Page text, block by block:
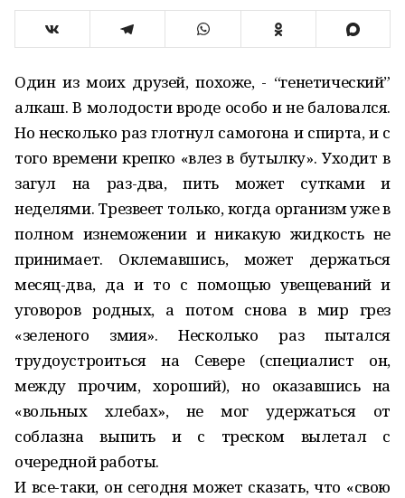
Один из моих друзей, похоже, - “генетический”
алкаш. В молодости вроде особо и не баловался.
Но несколько раз глотнул самогона и спирта, и с
того времени крепко «влез в бутылку». Уходит в
загул на раз-два, пить может сутками и
неделями. Трезвеет только, когда организм уже в
полном изнеможении и никакую жидкость не
принимает. Оклемавшись, может держаться
месяц-два, да и то с помощью увещеваний и
уговоров родных, а потом снова в мир грез
«зеленого змия». Несколько раз пытался
трудоустроиться на Севере (специалист он,
между прочим, хороший), но оказавшись на
«вольных хлебах», не мог удержаться от
соблазна выпить и с треском вылетал с
очередной работы.
И все-таки, он сегодня может сказать, что «свою